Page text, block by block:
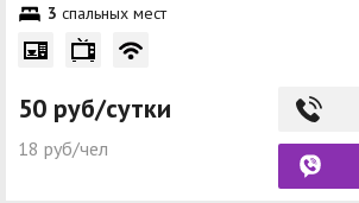
3 спальных мест
50 руб/сутки
18 руб/чел